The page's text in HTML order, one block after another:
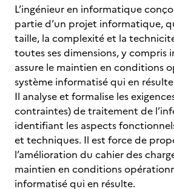
L’ingénieur en informatique
partie d’un projet informatique,
taille, la complexité et la
toutes ses dimensions, y compris
assure le maintien en conditions
système informatisé qui en
Il analyse et formalise les
contraintes) de traitement de
identifiant les aspects
et techniques. Il est force de
l’amélioration du cahier des
maintien en conditions
informatisé qui en résulte.